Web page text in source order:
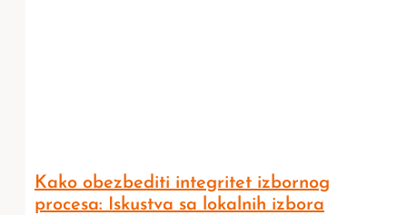
Kako obezbediti integritet izbornog
procesa: Iskustva sa lokalnih izbora